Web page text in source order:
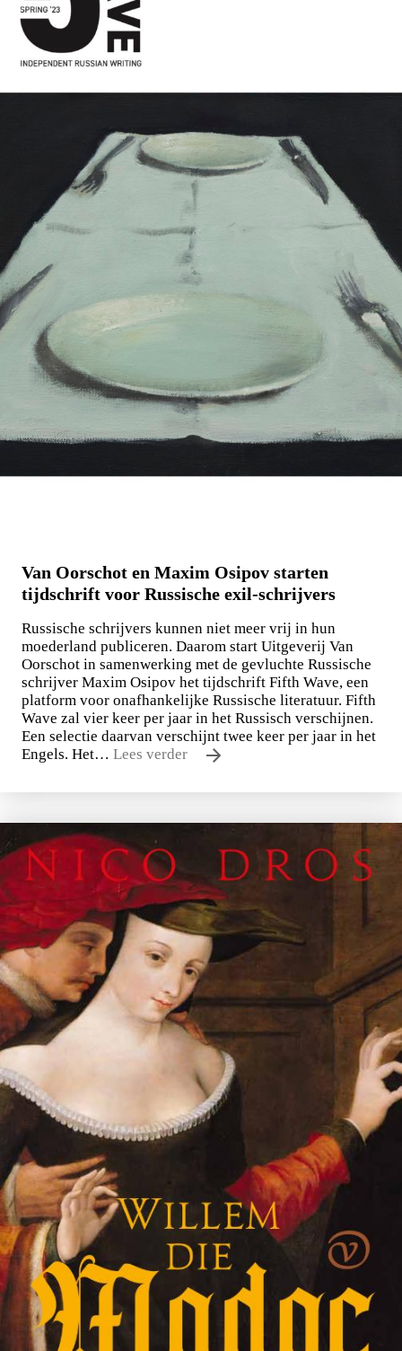
Van Oorschot en Maxim Osipov starten
tijdschrift voor Russische exil-schrijvers
Russische schrijvers kunnen niet meer vrij in hun
moederland publiceren. Daarom start Uitgeverij Van
Oorschot in samenwerking met de gevluchte Russische
schrijver Maxim Osipov het tijdschrift Fifth Wave, een
platform voor onafhankelijke Russische literatuur. Fifth
Wave zal vier keer per jaar in het Russisch verschijnen.
Een selectie daarvan verschijnt twee keer per jaar in het
Engels. Het… Lees verder